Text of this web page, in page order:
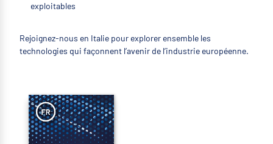
exploitables
Rejoignez-nous en Italie pour explorer ensemble les
technologies qui façonnent l’avenir de l’industrie européenne.